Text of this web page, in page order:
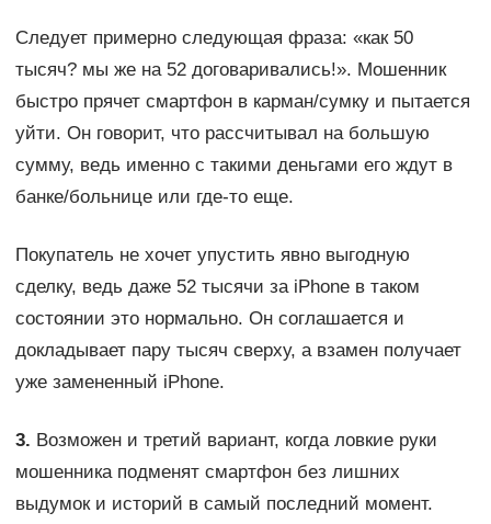
Следует примерно следующая фраза: «как 50
тысяч? мы же на 52 договаривались!». Мошенник
быстро прячет смартфон в карман/сумку и пытается
уйти. Он говорит, что рассчитывал на большую
сумму, ведь именно с такими деньгами его ждут в
банке/больнице или где-то еще.
Покупатель не хочет упустить явно выгодную
сделку, ведь даже 52 тысячи за iPhone в таком
состоянии это нормально. Он соглашается и
докладывает пару тысяч сверху, а взамен получает
уже замененный iPhone.
3. Возможен и третий вариант, когда ловкие руки
мошенника подменят смартфон без лишних
выдумок и историй в самый последний момент.